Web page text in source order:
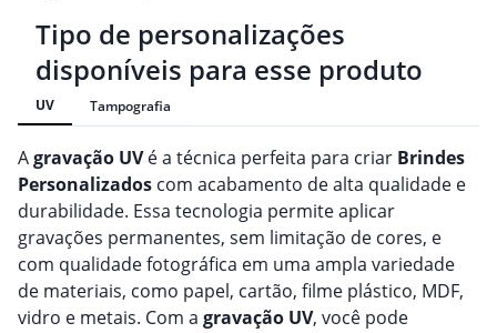
Tipo de personalizações
disponíveis para esse produto
UV Tampografia
Agravação UVé a técnica perfeita para criar Brindes
Personalizados com acabamento de alta qualidade e
durabilidade. Essa tecnologia permite aplicar
gravações permanentes, sem limitação de cores, e
com qualidade fotográfica em uma ampla variedade
de materiais, como papel, cartão, filme plástico, MDF,
vidro e metais. Com a gravação UV, você pode